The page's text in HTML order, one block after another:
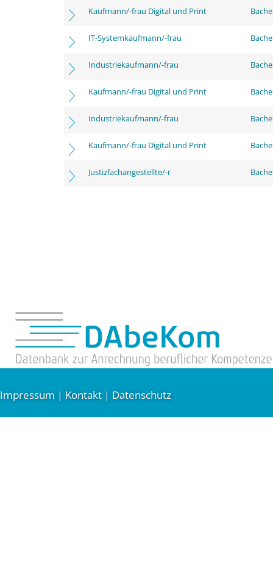
Kaufmann/-frau Digital und Print
IT-Systemkaufmann/-frau
Industriekaufmann/-frau
Kaufmann/-frau Digital und Print
Industriekaufmann/-frau
Kaufmann/-frau Digital und Print
Justizfachangestellte/-r
Impressum | Kontakt | Datenschutz